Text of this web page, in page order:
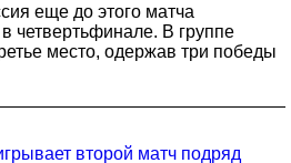
еще до этого матча
четвертьфинале. В группе
место, одержав три победы
второй матч подряд